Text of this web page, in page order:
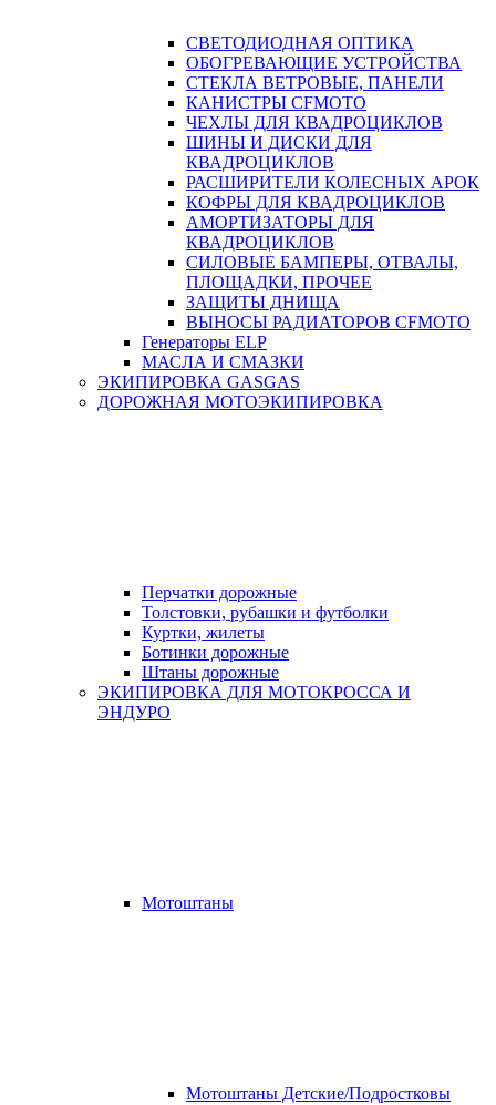
СВЕТОДИОДНАЯ ОПТИКА
ОБОГРЕВАЮЩИЕ УСТРОЙСТВА
СТЕКЛА ВЕТРОВЫЕ, ПАНЕЛИ
КАНИСТРЫ CFMOTO
ЧЕХЛЫ ДЛЯ КВАДРОЦИКЛОВ
ШИНЫ И ДИСКИ ДЛЯ
КВАДРОЦИКЛОВ
РАСШИРИТЕЛИ КОЛЕСНЫХ АРОК
КОФРЫ ДЛЯ КВАДРОЦИКЛОВ
АМОРТИЗАТОРЫ ДЛЯ
КВАДРОЦИКЛОВ
СИЛОВЫЕ БАМПЕРЫ, ОТВАЛЫ,
ПЛОЩАДКИ, ПРОЧЕЕ
ЗАЩИТЫ ДНИЩА
ВЫНОСЫ РАДИАТОРОВ CFMOTO
Генераторы ELP
МАСЛА И СМАЗКИ
ЭКИПИРОВКА GASGAS
ДОРОЖНАЯ МОТОЭКИПИРОВКА
Перчатки дорожные
Толстовки, рубашки и футболки
Куртки, жилеты
Ботинки дорожные
Штаны дорожные
ЭКИПИРОВКА ДЛЯ МОТОКРОССА И
ЭНДУРО
Мотоштаны
Мотоштаны Детские/Подростковы